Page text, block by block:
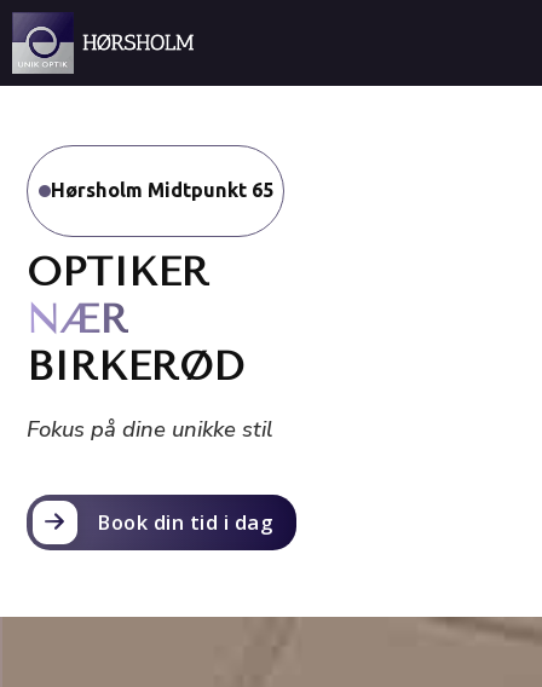
Spring til hovedindhold
Spring til sidefod
Hørsholm Midtpunkt 65
OPTIKER
NÆR
BIRKERØD
Fokus på dine unikke stil
Book din tid i dag